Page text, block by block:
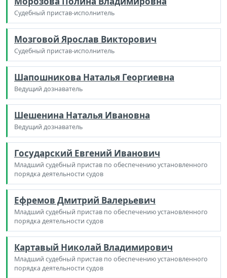
Судебный пристав-исполнитель
Мозговой Ярослав Викторович
Судебный пристав-исполнитель
Шапошникова Наталья Георгиевна
Ведущий дознаватель
Шешенина Наталья Ивановна
Ведущий дознаватель
Государский Евгений Иванович
Младший судебный пристав по обеспечению установленного
порядка деятельности судов
Ефремов Дмитрий Валерьевич
Младший судебный пристав по обеспечению установленного
порядка деятельности судов
Картавый Николай Владимирович
Младший судебный пристав по обеспечению установленного
порядка деятельности судов